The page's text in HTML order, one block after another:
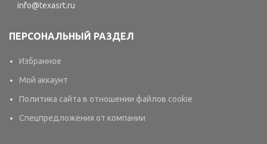
info@texasrt.ru
ПЕРСОНАЛЬНЫЙ РАЗДЕЛ
Избранное
Мой аккаунт
Политика сайта в отношении файлов cookie
Спецпредложения от компании